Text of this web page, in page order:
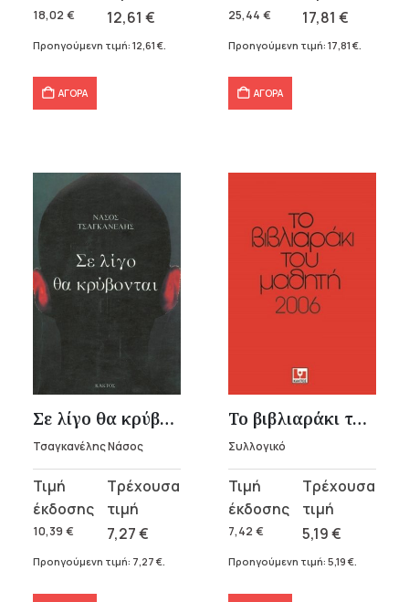
18,02 €
was:
18,02 €.
12,61 €
τιμή
Προηγούμενη τιμή: 12,61 €
ΑΓΟΡΑ
25,44 €
was:
25,44 €.
17,81 €
τιμή
Προηγούμενη τιμή: 17,81 €
ΑΓΟΡΑ
Σε λίγο θα κρύβονται
Τσαγκανέλης Νάσος
10,39 €
Original
price
was:
10,39 €.
7,27€
Η
τρέχουσα
τιμή
είναι:
Προηγούμενη τιμή: 7,27 €.
Το βιβλιαράκι του μαθητή
Συλλογικό
7,42 €
Original
price
was:
7,42 €.
5,19€
Η
τρέχουσα
τιμή
είναι:
Προηγούμενη τιμή: 5,19 €.